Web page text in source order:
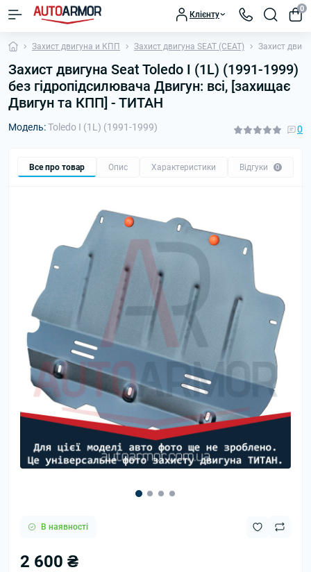
Клієнту
0
Захист двигуна и КПП Захист двигуна SEAT (СЕАТ) Захист
Захист двигуна Seat Toledo I (1L) (1991-1999)
без гідропідсилювача Двигун: всі, [захищає
Двигун та КПП] - ТИТАН
Модель:Toledo I (1L) (1991-1999) 0
Все про товар Опис Характеристики Відгуки 0
В наявності
2 600 ₴